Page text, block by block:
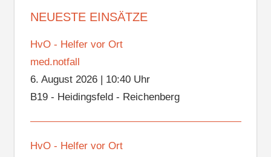
NEUESTE EINSÄTZE
HvO - Helfer vor Ort
med.notfall
6. August 2026| 10:40 Uhr
B19 - Heidingsfeld - Reichenberg
HvO - Helfer vor Ort